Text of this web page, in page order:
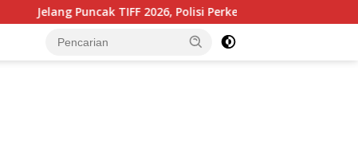
Polisi Perketat Pemeriksaan Pengunjung di Area Utama